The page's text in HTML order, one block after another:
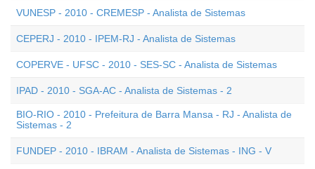
VUNESP - 2010 - CREMESP - Analista de Sistemas
CEPERJ - 2010 - IPEM-RJ - Analista de Sistemas
COPERVE - UFSC - 2010 - SES-SC - Analista de Sistemas
IPAD - 2010 - SGA-AC - Analista de Sistemas - 2
BIO-RIO - 2010 - Prefeitura de Barra Mansa - RJ - Analista de
Sistemas - 2
FUNDEP - 2010 - IBRAM - Analista de Sistemas - ING - V